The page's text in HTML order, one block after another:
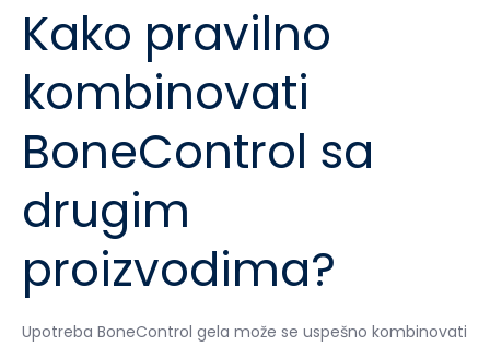
Kako pravilno
kombinovati
BoneControl sa
drugim
proizvodima?
Upotreba BoneControl gela može se uspešno kombinovati